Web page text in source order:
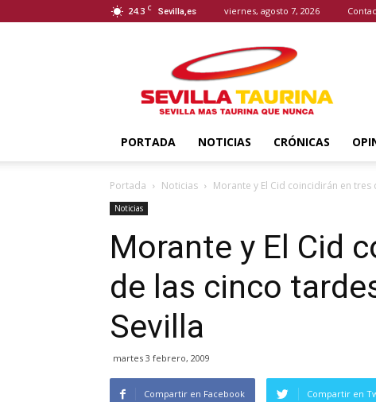
24.3 C Sevilla,es viernes, agosto 7, 2026
Taurina
PORTADA NOTICIAS CRÓNICAS
Portada Noticias Morante y El Cid coincidirán en
Noticias
Morante y El Cid
de las cinco
Sevilla
martes 3 febrero, 2009
Compartir en Facebook Compartir en